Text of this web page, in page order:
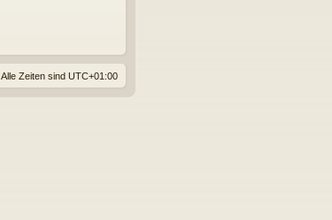
Alle Zeiten sind UTC+01:00